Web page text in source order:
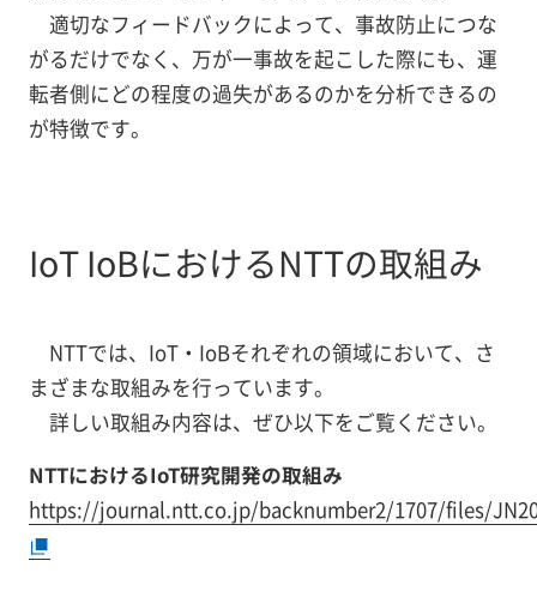
適切なフィードバックによって、事故防止につな
がるだけでなく、万が一事故を起こした際にも、運
転者側にどの程度の過失があるのかを分析できるの
が特徴です。
IoT IoBにおけるNTTの取組み
NTTでは、IoT・IoBそれぞれの領域において、さ
まざまな取組みを行っています。
詳しい取組み内容は、ぜひ以下をご覧ください。
NTTにおけるIoT研究開発の取組み
https://journal.ntt.co.jp/backnumber2/1707/files/